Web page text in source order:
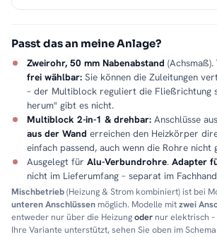
Passt das an meine Anlage?
Zweirohr, 50 mm Nabenabstand (Achsmaß).
frei wählbar: Sie können die Zuleitungen
– der Multiblock reguliert die Fließrichtung
herum" gibt es nicht.
Multiblock 2-in-1 & drehbar: Anschlüsse
aus der Wand erreichen den Heizkörper
einfach passend, auch wenn die Rohre nicht
Ausgelegt für Alu-Verbundrohre. Adapter
nicht im Lieferumfang – separat im
Mischbetrieb(Heizung & Strom kombiniert) ist bei
unteren Anschlüssen möglich. Modelle mitzwei
entweder nur über die Heizungoder nur elektrisch
Ihre Variante unterstützt, sehen Sie oben im Schema.